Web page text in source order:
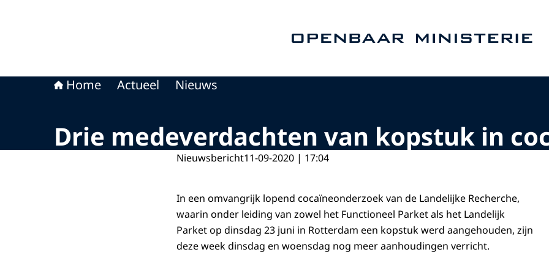
Home Actueel Nieuws
Drie medeverdachten van kopstuk in
Nieuwsbericht11-09-2020 | 17:04
In een omvangrijk lopend cocaïneonderzoek van de Landelijke Recherche,
waarin onder leiding van zowel het Functioneel Parket als het Landelijk
Parket op dinsdag 23 juni in Rotterdam een kopstuk werd aangehouden, zijn
deze week dinsdag en woensdag nog meer aanhoudingen verricht.